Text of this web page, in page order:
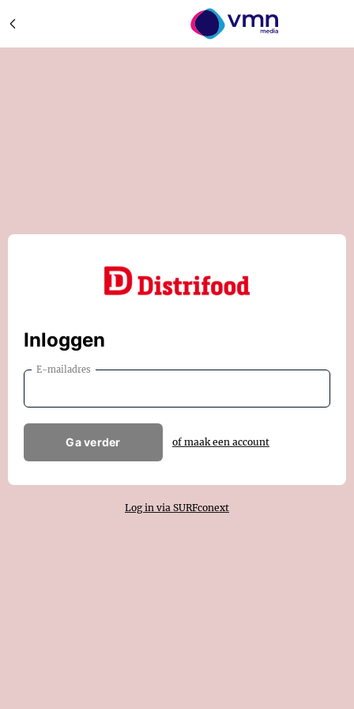
Inloggen
E-mailadres
Ga verder of maak een account
Log in via SURFconext